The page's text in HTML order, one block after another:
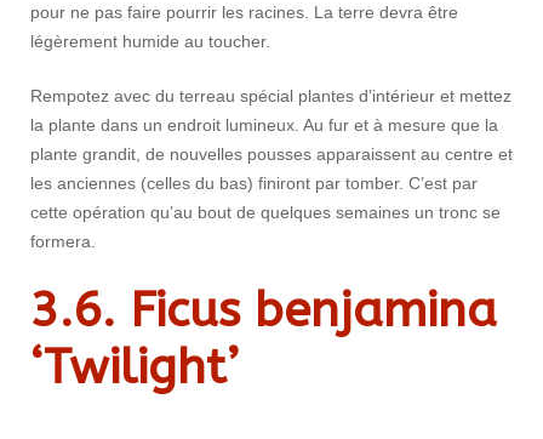
pour ne pas faire pourrir les racines. La terre devra être
légèrement humide au toucher.
Rempotez avec du terreau spécial plantes d’intérieur et mettez
la plante dans un endroit lumineux. Au fur et à mesure que la
plante grandit, de nouvelles pousses apparaissent au centre et
les anciennes (celles du bas) finiront par tomber. C’est par
cette opération qu’au bout de quelques semaines un tronc se
formera.
3.6. Ficus benjamina
‘Twilight’